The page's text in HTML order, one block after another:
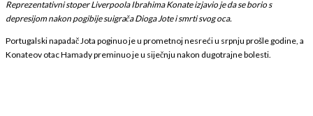
Reprezentativni stoper Liverpoola Ibrahima Konate izjavio je da se borio s
depresijom nakon pogibije suigrača Dioga Jote i smrti svog oca.
Portugalski napadač Jota poginuo je u prometnoj nesreći u srpnju prošle godine, a
Konateov otac Hamady preminuo je u siječnju nakon dugotrajne bolesti.